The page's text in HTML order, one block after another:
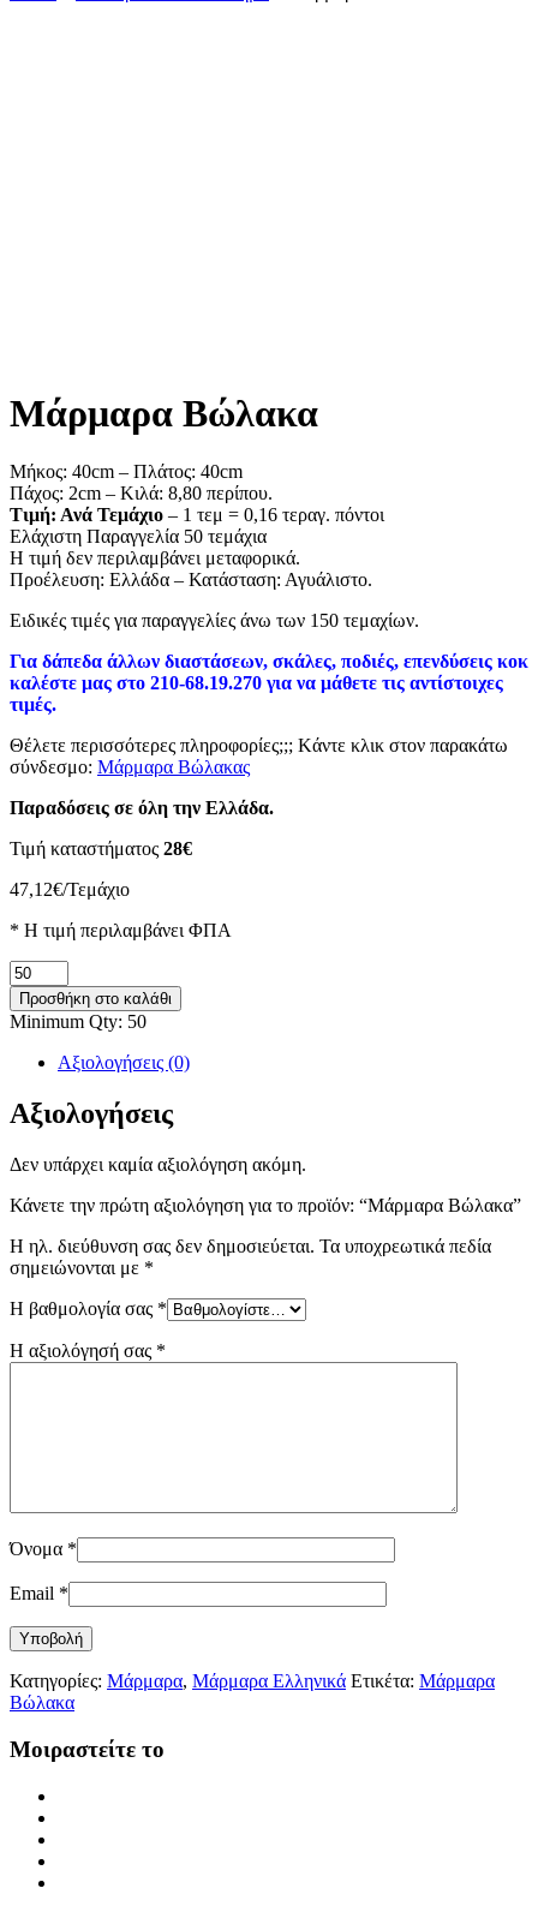
Μάρμαρα Βώλακα
Μήκος: 40cm – Πλάτος: 40cm
Πάχος: 2cm – Κιλά: 8,80 περίπου.
Τιμή: Ανά Τεμάχιο – 1 τεμ = 0,16 τεραγ. πόντοι
Ελάχιστη Παραγγελία 50 τεμάχια
Η τιμή δεν περιλαμβάνει μεταφορικά.
Προέλευση: Ελλάδα – Κατάσταση: Αγυάλιστο.
Ειδικές τιμές για παραγγελίες άνω των 150 τεμαχίων.
Για δάπεδα άλλων διαστάσεων, σκάλες, ποδιές, επενδύσεις κοκ
καλέστε μας στο 210-68.19.270 για να μάθετε τις αντίστοιχες
τιμές.
Θέλετε περισσότερες πληροφορίες;;; Kάντε κλικ στον παρακάτω
σύνδεσμο: Μάρμαρα Βώλακας
Παραδόσεις σε όλη την Ελλάδα.
Τιμή καταστήματος 28€
47,12€/Τεμάχιο
* H τιμή περιλαμβάνει ΦΠΑ
Μάρμαρα
Βώλακα
ποσότητα
Προσθήκη στο καλάθι
Minimum Qty: 50
Αξιολογήσεις (0)
Αξιολογήσεις
Δεν υπάρχει καμία αξιολόγηση ακόμη.
Κάνετε την πρώτη αξιολόγηση για το προϊόν: “Μάρμαρα Βώλακα”
Η ηλ. διεύθυνση σας δεν δημοσιεύεται. Τα υποχρεωτικά πεδία
σημειώνονται με *
Η βαθμολογία σας *
Η αξιολόγησή σας *
Όνομα *
Email *
Κατηγορίες: Μάρμαρα, Μάρμαρα Ελληνικά Ετικέτα: Μάρμαρα
Βώλακα
Μοιραστείτε το